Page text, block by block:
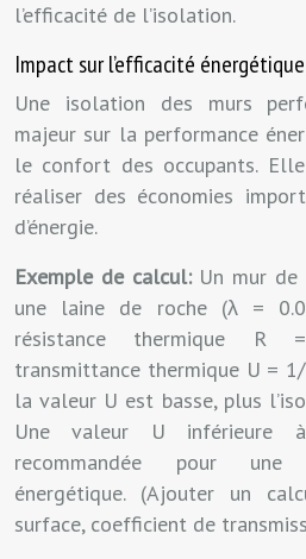
l’efficacité de l’isolation.
Impact sur l’efficacité
Une isolation des murs
majeur sur la performance
le confort des occupants.
réaliser des économies
d’énergie.
Exemple de calcul: Un mur de
une laine de roche (λ =
résistance thermique R
transmittance thermique U =
la valeur U est basse, plus
Une valeur U inférieure
recommandée pour une
énergétique. (Ajouter un
surface, coefficient de